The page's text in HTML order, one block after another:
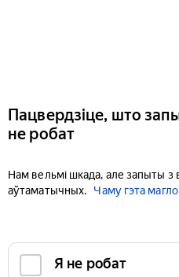
Пацвердзіце, што
не робат
Нам вельмі шкада, але запыты
аўтаматычных.
Чаму гэта
Я не робат